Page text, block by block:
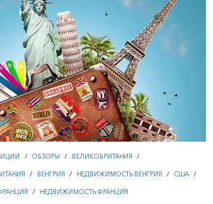
/ ОБЗОРЫ / ВЕЛИКОБРИТАНИЯ /
/ ВЕНГРИЯ / НЕДВИЖИМОСТЬ ВЕНГРИЯ / США /
/ НЕДВИЖИМОСТЬ ФРАНЦИЯ